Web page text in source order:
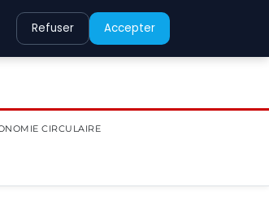
CIRCULAIRE
Refuser Accepter